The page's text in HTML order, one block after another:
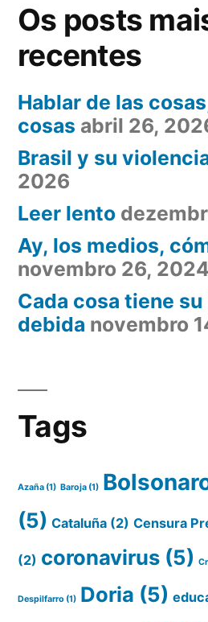
la
foto
pasados
que
vuelven
Os posts
recentes
Hablar de las
cosas abril 26,
Brasil y su
2026
Leer lento
Ay, los medios,
novembro 26, 2024
Cada cosa tiene
debida novembro
Tags
Azaña (1) Baroja (1)
(5) Cataluña (2) Censura
(2) coronavirus (5)
Despilfarro (1) Doria (5)